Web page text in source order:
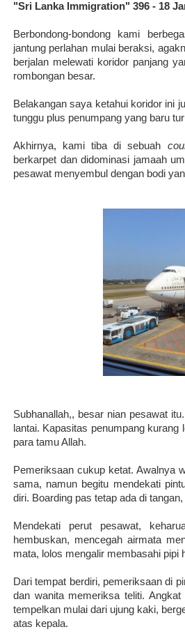
"Sri Lanka Immigration" 396 - 18
Berbondong-bondong kami
jantung perlahan mulai beraksi,
berjalan melewati koridor panjang
rombongan besar.
Belakangan saya ketahui koridor ini
tunggu plus penumpang yang baru
Akhirnya, kami tiba di sebuah
berkarpet dan didominasi jamaah
pesawat menyembul dengan bodi
Subhanallah,, besar nian pesawat
lantai. Kapasitas penumpang
para tamu Allah.
Pemeriksaan cukup ketat. Awalnya
sama, namun begitu mendekati
diri. Boarding pas tetap ada di
Mendekati perut pesawat,
hembuskan, mencegah airmata
mata, lolos mengalir membasahi pipi
Dari tempat berdiri, pemeriksaan di
dan wanita memeriksa teliti.
tempelkan mulai dari ujung kaki,
atas kepala.